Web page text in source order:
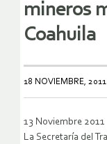
mineros
Coahuila
18 NOVIEMBRE, 2011
13 Noviembre 2011
La Secretaría del